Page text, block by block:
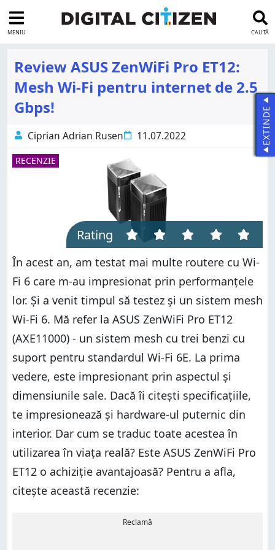
MENIU CAUTĂ
Review ASUS ZenWiFi Pro ET12:
Mesh Wi-Fi pentru internet de 2.5
Gbps!
Ciprian Adrian Rusen 11.07.2022
RECENZIE
Rating
În acest an, am testat mai multe routere cu Wi-
Fi 6 care m-au impresionat prin performanțele
lor. Și a venit timpul să testez și un sistem mesh
Wi-Fi 6. Mă refer la ASUS ZenWiFi Pro ET12
(AXE11000) - un sistem mesh cu trei benzi cu
suport pentru standardul Wi-Fi 6E. La prima
vedere, este impresionant prin aspectul și
dimensiunile sale. Dacă îi citești specificațiile,
te impresionează și hardware-ul puternic din
interior. Dar cum se traduc toate acestea în
utilizarea în viața reală? Este ASUS ZenWiFi Pro
ET12 o achiziție avantajoasă? Pentru a afla,
citește această recenzie:
Reclamă
EXTINDE